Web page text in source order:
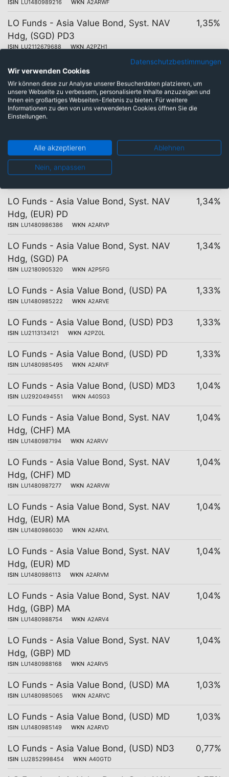
ISIN LU1480989216 WKN A2ARWF
LO Funds - Asia Value Bond, Syst. NAV
Hdg, (SGD) PD3
ISIN LU2112679688 WKN A2PZH1
1,35%
LO Funds - Asia Value Bond, Syst. NAV
Hdg, (CHF) PA
ISIN LU1480987350 WKN A2ARVX
1,34%
LO Funds - Asia Value Bond, Syst. NAV
1,34%
LO Funds - Asia Value Bond, Syst. NAV
Hdg, (EUR) PA
1,34%
LO Funds - Asia Value Bond, Syst. NAV
Hdg, (EUR) PD
ISIN LU1480986386 WKN A2ARVP
1,34%
LO Funds - Asia Value Bond, Syst. NAV
Hdg, (SGD) PA
ISIN LU2180905320 WKN A2P5FG
1,34%
LO Funds - Asia Value Bond, (USD) PA
ISIN LU1480985222 WKN A2ARVE
1,33%
LO Funds - Asia Value Bond, (USD) PD3
ISIN LU2113134121 WKN A2PZ0L
1,33%
LO Funds - Asia Value Bond, (USD) PD
ISIN LU1480985495 WKN A2ARVF
1,33%
LO Funds - Asia Value Bond, (USD) MD3
ISIN LU2920494551 WKN A40SG3
1,04%
LO Funds - Asia Value Bond, Syst. NAV
Hdg, (CHF) MA
ISIN LU1480987194 WKN A2ARVV
1,04%
LO Funds - Asia Value Bond, Syst. NAV
Hdg, (CHF) MD
ISIN LU1480987277 WKN A2ARVW
1,04%
LO Funds - Asia Value Bond, Syst. NAV
Hdg, (EUR) MA
ISIN LU1480986030 WKN A2ARVL
1,04%
LO Funds - Asia Value Bond, Syst. NAV
Hdg, (EUR) MD
ISIN LU1480986113 WKN A2ARVM
1,04%
LO Funds - Asia Value Bond, Syst. NAV
Hdg, (GBP) MA
ISIN LU1480988754 WKN A2ARV4
1,04%
LO Funds - Asia Value Bond, Syst. NAV
Hdg, (GBP) MD
ISIN LU1480988168 WKN A2ARV5
1,04%
LO Funds - Asia Value Bond, (USD) MA
ISIN LU1480985065 WKN A2ARVC
1,03%
LO Funds - Asia Value Bond, (USD) MD
ISIN LU1480985149 WKN A2ARVD
1,03%
LO Funds - Asia Value Bond, (USD) ND3
ISIN LU2852998454 WKN A40GTD
0,77%
Datenschutzbestimmungen
Wir verwenden Cookies
Wir können diese zur Analyse unserer Besucherdaten platzieren, um
unsere Webseite zu verbessern, personalisierte Inhalte anzuzeigen und
Ihnen ein großartiges Webseiten-Erlebnis zu bieten. Für weitere
Informationen zu den von uns verwendeten Cookies öffnen Sie die
Einstellungen.
Alle akzeptieren Ablehnen
Nein, anpassen